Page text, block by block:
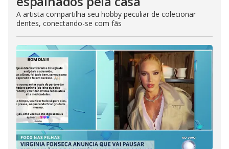
A artista compartilha seu hobby peculiar de colecionar
dentes, conectando-se com fãs